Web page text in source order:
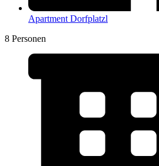
Apartment Dorfplatzl
8 Personen